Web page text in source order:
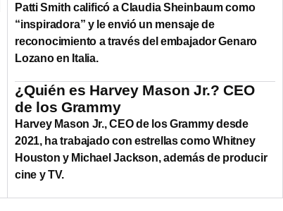
Patti Smith calificó a Claudia Sheinbaum como
“inspiradora” y le envió un mensaje de
reconocimiento a través del embajador Genaro
Lozano en Italia.
¿Quién es Harvey Mason Jr.? CEO
de los Grammy
Harvey Mason Jr., CEO de los Grammy desde
2021, ha trabajado con estrellas como Whitney
Houston y Michael Jackson, además de producir
cine y TV.